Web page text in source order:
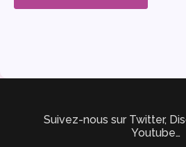
Suivez-nous sur Twitter,
Youtube…